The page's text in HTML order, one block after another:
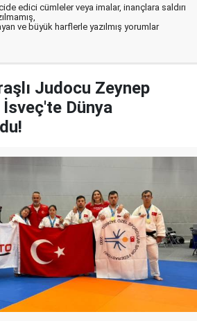
edici cümleler veya imalar, inançlara saldırı
ve büyük harflerle yazılmış yorumlar
Judocu Zeynep
Dünya